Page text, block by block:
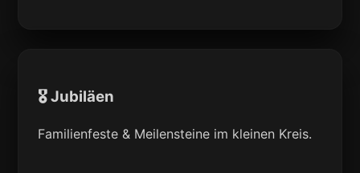
🎖️ Jubiläen
Familienfeste & Meilensteine im kleinen Kreis.